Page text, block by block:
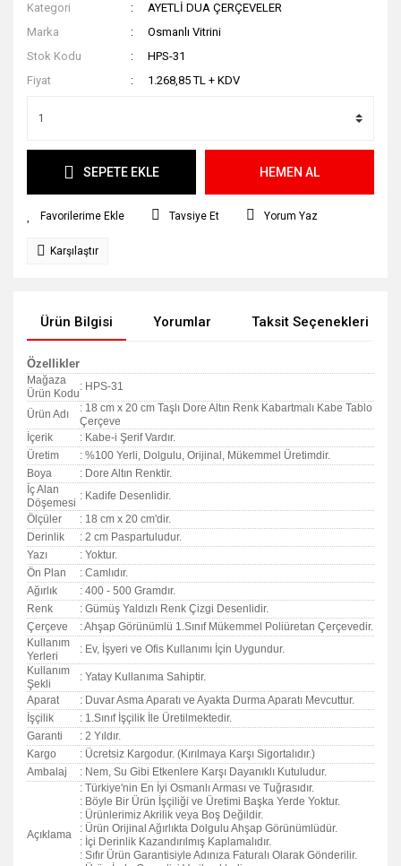
Kategori
AYETLİ DUA ÇERÇEVELER
Marka
Osmanlı Vitrini
Stok Kodu
HPS-31
Fiyat
1.268,85 TL + KDV
SEPETE EKLE HEMEN AL
Tavsiye Et Yorum Yaz
Karşılaştır
Ürün Bilgisi Yorumlar Taksit Seçenekleri
Özellikler
Mağaza
Ürün Kodu
: HPS-31
Ürün Adı
: 18 cm x 20 cm Taşlı Dore Altın Renk Kabartmalı Kabe Tablo
Çerçeve
İçerik
: Kabe-i Şerif Vardır.
Üretim
: %100 Yerli, Dolgulu, Orijinal, Mükemmel Üretimdir.
Boya
: Dore Altın Renktir.
İç Alan
Döşemesi
: Kadife Desenlidir.
Ölçüler
: 18 cm x 20 cm'dir.
Derinlik
: 2 cm Paspartuludur.
Yazı
: Yoktur.
Ön Plan
: Camlıdır.
Ağırlık
: 400 - 500 Gramdır.
Renk
: Gümüş Yaldızlı Renk Çizgi Desenlidir.
Çerçeve
: Ahşap Görünümlü 1.Sınıf Mükemmel Poliüretan Çerçevedir.
Kullanım
Yerleri
: Ev, İşyeri ve Ofis Kullanımı İçin Uygundur.
Kullanım
Şekli
: Yatay Kullanıma Sahiptir.
Aparat
: Duvar Asma Aparatı ve Ayakta Durma Aparatı Mevcuttur.
İşçilik
: 1.Sınıf İşçilik İle Üretilmektedir.
Garanti
: 2 Yıldır.
Kargo
: Ücretsiz Kargodur. (Kırılmaya Karşı Sigortalıdır.)
Ambalaj
: Nem, Su Gibi Etkenlere Karşı Dayanıklı Kutuludur.
Açıklama
: Türkiye'nin En İyi Osmanlı Arması ve Tuğrasıdır.
: Böyle Bir Ürün İşçiliği ve Üretimi Başka Yerde Yoktur.
: Ürünlerimiz Akrilik veya Boş Değildir.
: Ürün Orijinal Ağırlıkta Dolgulu Ahşap Görünümlüdür.
: İçi Derinlik Kazandırılmış Kaplamalıdır.
: Sıfır Ürün Garantisiyle Adınıza Faturalı Olarak Gönderilir.